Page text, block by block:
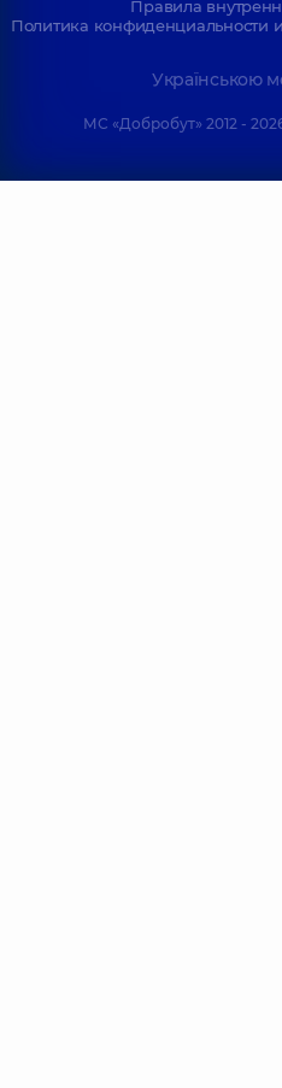
Правила
Политика конфиденциальности
Українською
МС «Добробут» 2012 -